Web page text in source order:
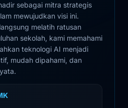
sebagai mitra strategis
mewujudkan visi ini.
melatih ratusan
sekolah, kami memahami
teknologi AI menjadi
mudah dipahami, dan